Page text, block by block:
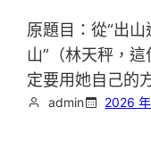
原題目：從“出
山”（林天秤，
定要用她自己的
admin 2026